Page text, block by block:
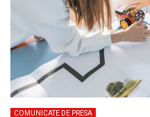
COMUNICATE DE PRESA